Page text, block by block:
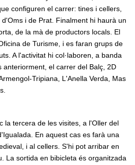
configuren el carrer: tines i cellers,
i de Prat. Finalment hi haurà un
de la mà de productors locals. El
de Turisme, i es faran grups de
A l'activitat hi col·laboren, a banda
anteriorment, el carrer del Balç, 2D
Tripiana, L'Anella Verda, Mas
la tercera de les visites, a l'Oller del
En aquest cas es farà una
i al cellers. S'hi pot arribar en
La sortida en bibicleta és organitzada